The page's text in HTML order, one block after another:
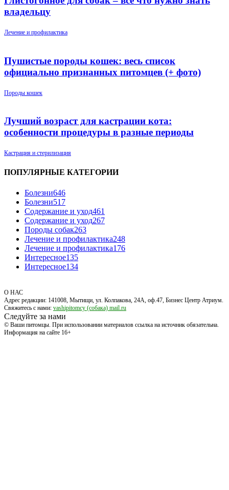
владельцу
Лечение и профилактика
Пушистые породы кошек: весь список
официально признанных питомцев (+ фото)
Породы кошек
Лучший возраст для кастрации кота:
особенности процедуры в разные периоды
Кастрация и стерилизация
ПОПУЛЯРНЫЕ КАТЕГОРИИ
Болезни646
Болезни517
Содержание и уход461
Содержание и уход267
Породы собак263
Лечение и профилактика248
Лечение и профилактика176
Интересное135
Интересное134
О НАС
Адрес редакции: 141008, Мытищи, ул. Колпакова, 24А, оф.47, Бизнес Центр Атриум.
Свяжитесь с нами: vashipitomcy (собака) mail.ru
Следуйте за нами
© Ваши питомцы. При использовании материалов ссылка на источник обязательна.
Информация на сайте 16+